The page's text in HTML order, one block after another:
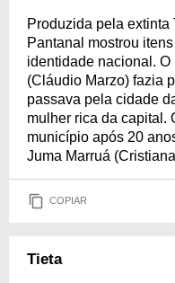
Produzida pela
Pantanal mostrou
identidade nacional.
(Cláudio Marzo) fazia
passava pela cidade
mulher rica da capital.
município após 20
Juma Marruá
COPIAR
Tieta